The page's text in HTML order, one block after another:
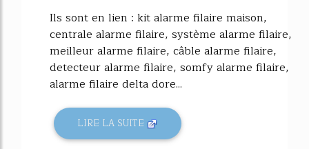
Ils sont en lien : kit alarme filaire maison,
centrale alarme filaire, système alarme filaire,
meilleur alarme filaire, câble alarme filaire,
detecteur alarme filaire, somfy alarme filaire,
alarme filaire delta dore...
LIRE LA SUITE